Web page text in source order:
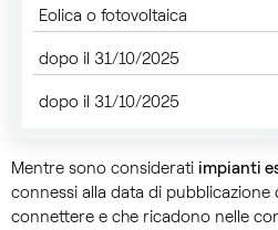
Eolica o fotovoltaica
dopo il 31/10/2025
dopo il 31/10/2025
Mentre sono considerati impianti
connessi alla data di pubblicazione
connettere e che ricadono nelle